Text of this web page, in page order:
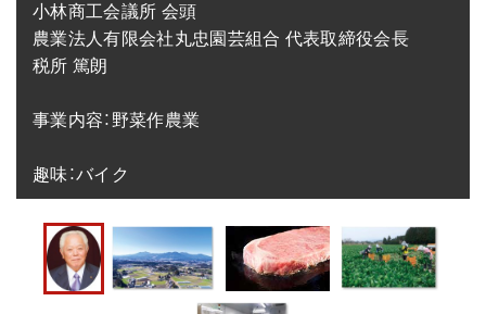
小林商工会議所 会頭
農業法人有限会社丸忠園芸組合 代表取締役会長
税所 篤朗
事業内容：野菜作農業
趣味：バイク